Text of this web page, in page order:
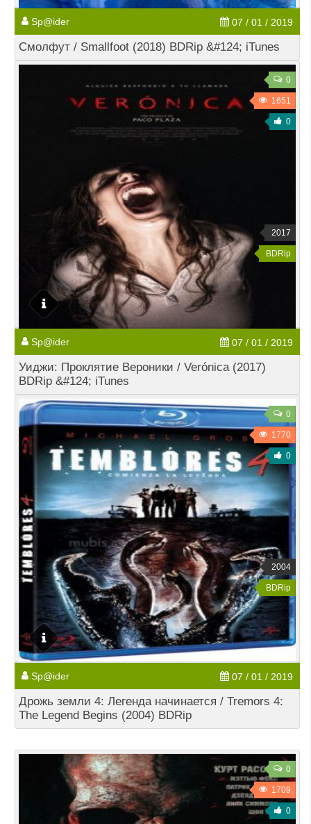
Sp@ider 07 / 01 / 2019
Смолфут / Smallfoot (2018) BDRip &#124; iTunes
0
1651
0
2017
BDRip
Sp@ider 07 / 01 / 2019
Уиджи: Проклятие Вероники / Verónica (2017)
BDRip &#124; iTunes
0
1770
0
2004
BDRip
Sp@ider 07 / 01 / 2019
Дрожь земли 4: Легенда начинается / Tremors 4:
The Legend Begins (2004) BDRip
0
1709
0